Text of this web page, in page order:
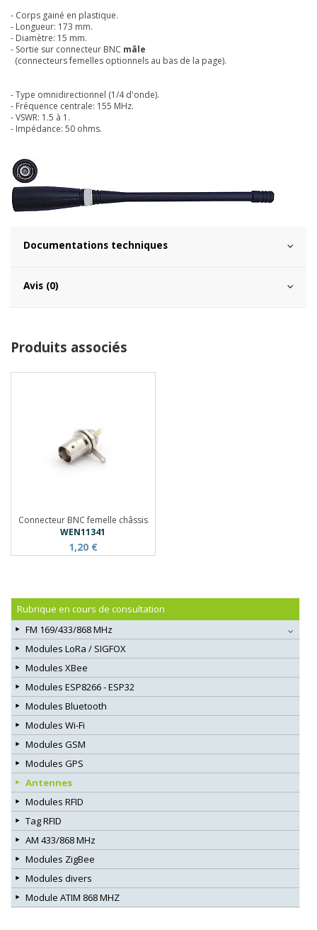
- Corps gainé en plastique.
- Longueur: 173 mm.
- Diamètre: 15 mm.
- Sortie sur connecteur BNC mâle
(connecteurs femelles optionnels au bas de la page).
- Type omnidirectionnel (1/4 d'onde).
- Fréquence centrale: 155 MHz.
- VSWR: 1.5 à 1.
- Impédance: 50 ohms.
Documentations techniques
Avis (0)
Produits associés
Connecteur BNC femelle châssis
WEN11341
1,20 €
Rubrique en cours de consultation
FM 169/433/868 MHz
Modules LoRa / SIGFOX
Modules XBee
Modules ESP8266 - ESP32
Modules Bluetooth
Modules Wi-Fi
Modules GSM
Modules GPS
Antennes
Modules RFID
Tag RFID
AM 433/868 MHz
Modules ZigBee
Modules divers
Module ATIM 868 MHZ